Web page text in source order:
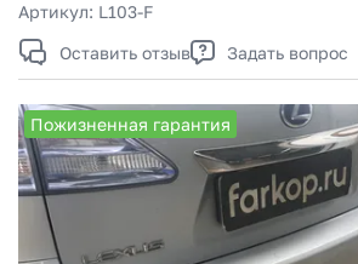
Артикул: L103-F
Оставить отзыв
Задать вопрос
Пожизненная гарантия